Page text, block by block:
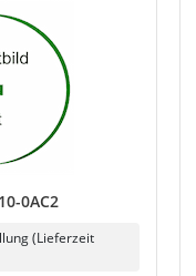
0AC2
(Lieferzeit